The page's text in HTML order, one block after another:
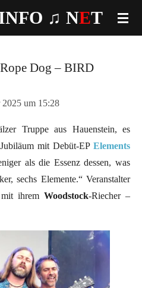
♫ NET
Dog – BIRD
um 15:28
Truppe aus Hauenstein, es
mit Debüt-EP Elements
als die Essenz dessen, was
sechs Elemente.“ Veranstalter
ihrem Woodstock-Riecher –